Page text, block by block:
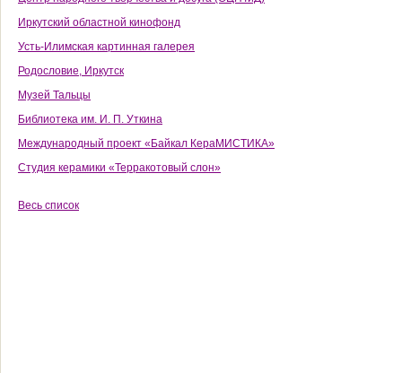
Иркутский областной кинофонд
Усть-Илимская картинная галерея
Родословие, Иркутск
Музей Тальцы
Библиотека им. И. П. Уткина
Международный проект «Байкал КераМИСТИКА»
Студия керамики «Терракотовый слон»
Весь список